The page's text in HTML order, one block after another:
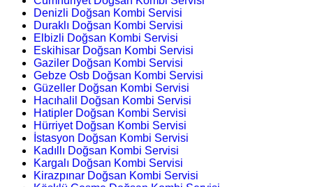
Denizli Doğsan Kombi Servisi
Duraklı Doğsan Kombi Servisi
Elbizli Doğsan Kombi Servisi
Eskihisar Doğsan Kombi Servisi
Gaziler Doğsan Kombi Servisi
Gebze Osb Doğsan Kombi Servisi
Güzeller Doğsan Kombi Servisi
Hacıhalil Doğsan Kombi Servisi
Hatipler Doğsan Kombi Servisi
Hürriyet Doğsan Kombi Servisi
İstasyon Doğsan Kombi Servisi
Kadıllı Doğsan Kombi Servisi
Kargalı Doğsan Kombi Servisi
Kirazpınar Doğsan Kombi Servisi